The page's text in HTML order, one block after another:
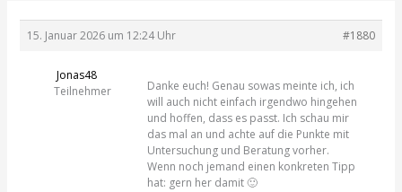
15. Januar 2026 um 12:24 Uhr #1880
Jonas48
Teilnehmer
Danke euch! Genau sowas meinte ich, ich
will auch nicht einfach irgendwo hingehen
und hoffen, dass es passt. Ich schau mir
das mal an und achte auf die Punkte mit
Untersuchung und Beratung vorher.
Wenn noch jemand einen konkreten Tipp
hat: gern her damit 🙂